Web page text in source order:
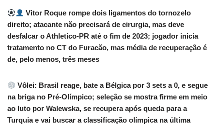
Vitor Roque rompe dois ligamentos do tornozelo
direito; atacante não precisará de cirurgia, mas deve
desfalcar o Athletico-PR até o fim de 2023; jogador inicia
tratamento no CT do Furacão, mas média de recuperação é
de, pelo menos, três meses
Vôlei: Brasil reage, bate a Bélgica por 3 sets a 0, e segue
na briga no Pré-Olímpico; seleção se mostra firme em meio
ao luto por Walewska, se recupera após queda para a
Turquia e vai buscar a classificação olímpica na última